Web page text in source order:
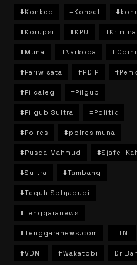
#Konkep #Konsel
#Korupsi #KPU #Kriminal
#Muna #Narkoba #Opini
#Pariwisata #PDIP
#Pilcaleg #Pilgub
#Pilgub Sultra #Politik
#Polres #polres muna
#Rusda Mahmud #Sjafei
#Sultra #Tambang
#Teguh Setyabudi
#tenggaranews
#Tenggaranews.com #TNI
#VDNI #Wakatobi Dr